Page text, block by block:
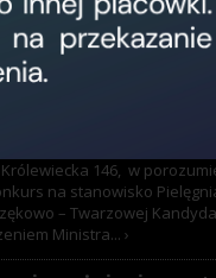
Oddziału
146, w
na stanowisko
– Twarzowej
Ministra... ›